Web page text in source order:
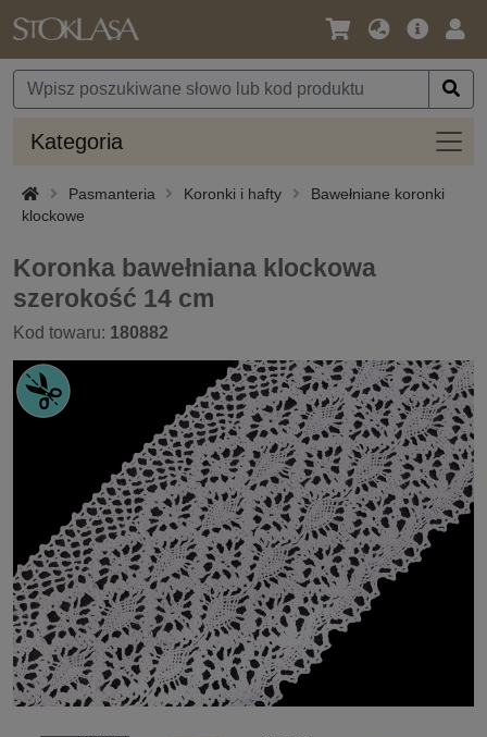
Język
Waluta
Oferta
Kategoria
Pasmanteria Koronki i hafty
Bawełniane koronki
klockowe
Koronka bawełniana klockowa
szerokość 14 cm
Kod towaru: 180882